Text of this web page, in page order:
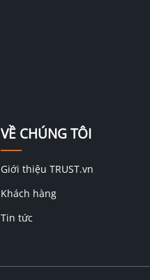
VỀ CHÚNG TÔI
Giới thiệu TRUST.vn
Khách hàng
Tin tức